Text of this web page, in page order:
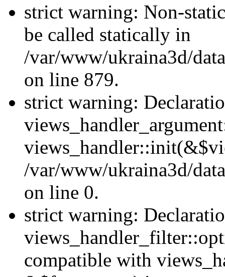
strict warning: Non-
be called statically in
/var/www/ukraina3d/
on line 879.
strict warning:
/var/www/ukraina3d/
on line 0.
strict warning:
compatible with